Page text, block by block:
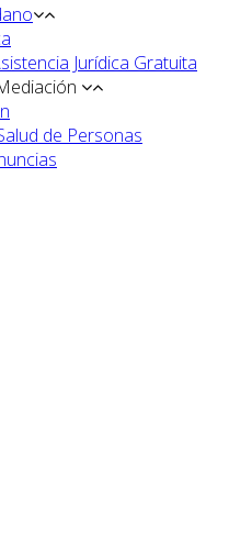
Jurídica Gratuita
de Personas